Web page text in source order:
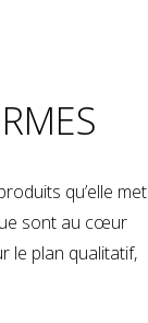
qu’elle met
sont au cœur
le plan qualitatif,